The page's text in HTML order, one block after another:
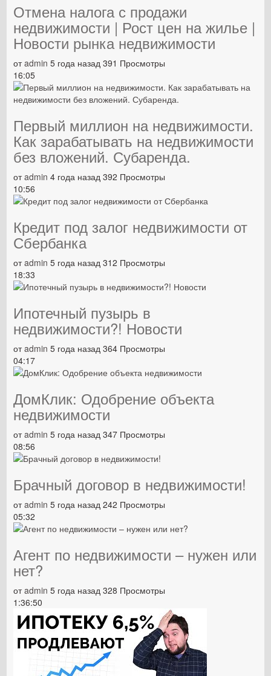
Отмена налога с продажи
недвижимости | Рост цен на жилье |
Новости рынка недвижимости
отadmin 5 года назад 391 Просмотры
16:05
Первый миллион на недвижимости.
Как зарабатывать на недвижимости
без вложений. Субаренда.
отadmin 4 года назад 392 Просмотры
10:56
Кредит под залог недвижимости от
Сбербанка
отadmin 5 года назад 312 Просмотры
18:33
Ипотечный пузырь в
недвижимости?! Новости
отadmin 5 года назад 364 Просмотры
04:17
ДомКлик: Одобрение объекта
недвижимости
отadmin 5 года назад 347 Просмотры
08:56
Брачный договор в недвижимости!
отadmin 5 года назад 242 Просмотры
05:32
Агент по недвижимости – нужен или
нет?
отadmin 5 года назад 328 Просмотры
1:36:50